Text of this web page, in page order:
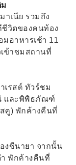
เนีย รวมถึง
วิตของคนท้อง
อาหารเช้า 11
ข้าชมสถานที่
รสต์ ทัวร์ชม
และพิพิธภัณฑ์
คู) พักค้างคืนที่
งซีนายา จากนั้น
พักค้างคืนที่